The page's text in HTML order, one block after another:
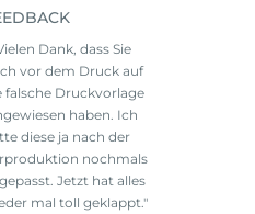
Dank, dass Sie
vor dem Druck auf
falsche Druckvorlage
haben. Ich
diese ja nach der
nochmals
Jetzt hat alles
mal toll geklappt."